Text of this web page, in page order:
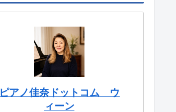
ピアノ佳奈ドットコム ウ
ィーン